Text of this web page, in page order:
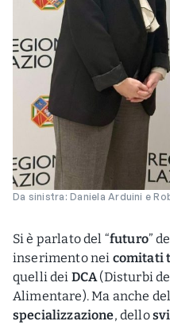
Da sinistra: Daniela Arduini e
Si è parlato del “futuro”
inserimento nei comitati
quelli dei DCA (Disturbi
Alimentare). Ma anche
specializzazione, dello